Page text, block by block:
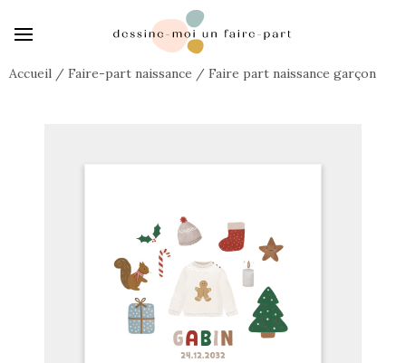
Accueil / Faire-part naissance / Faire part naissance garçon